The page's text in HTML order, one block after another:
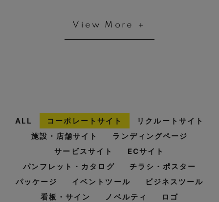
View More ＋
ALL コーポレートサイト
リクルートサイト
施設・店舗サイト
ランディングページ
サービスサイト
ECサイト
パンフレット・カタログ
チラシ・ポスター
パッケージ
イベントツール
ビジネスツール
看板・サイン
ノベルティ
ロゴ